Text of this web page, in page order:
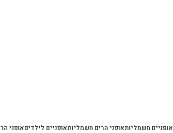
אופניים חשמליותאופני הרים חשמליותאופניים לילדיםאופני